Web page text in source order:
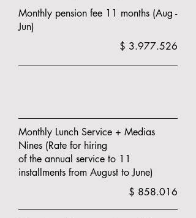
Monthly pension fee 11 months (Aug -
Jun)
$ 3.977.526
Monthly Lunch Service + Medias
Nines (Rate for hiring
of the annual service to 11
installments from August to June)
$ 858.016